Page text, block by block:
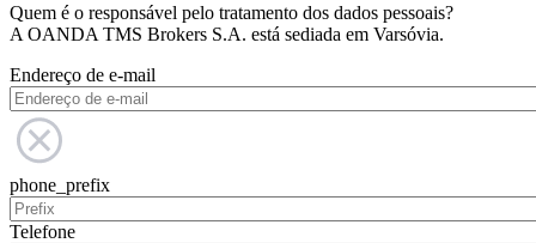
Quem é o responsável pelo tratamento dos dados pessoais?
A OANDA TMS Brokers S.A. está sediada em Varsóvia.
Endereço de e-mail
phone_prefix
Telefone